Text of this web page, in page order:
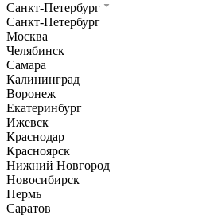
Санкт-Петербург
Санкт-Петербург
Москва
Челябинск
Самара
Калининград
Воронеж
Екатеринбург
Ижевск
Краснодар
Красноярск
Нижний Новгород
Новосибирск
Пермь
Саратов